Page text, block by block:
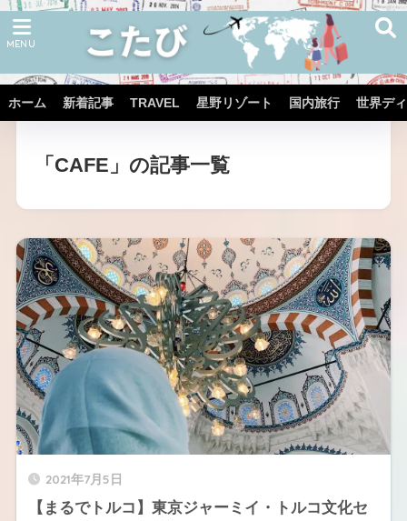
ホーム 新着記事 TRAVEL 星野リゾート 国内旅行 世界デ
「CAFE」の記事一覧
2021年7月5日
【まるでトルコ】東京ジャーミイ・トルコ文化セ